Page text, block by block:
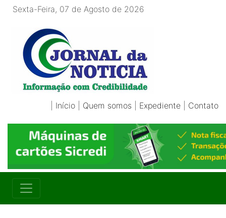
Sexta-Feira, 07 de Agosto de 2026
Início Quem somos Expediente Contato